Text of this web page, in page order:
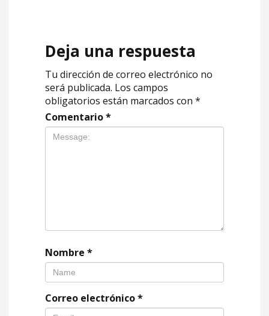
Deja una respuesta
Tu dirección de correo electrónico no
será publicada. Los campos
obligatorios están marcados con *
Comentario*
Nombre *
Correo electrónico*